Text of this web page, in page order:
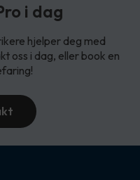
i dag
hjelper deg med
oss i dag, eller book en